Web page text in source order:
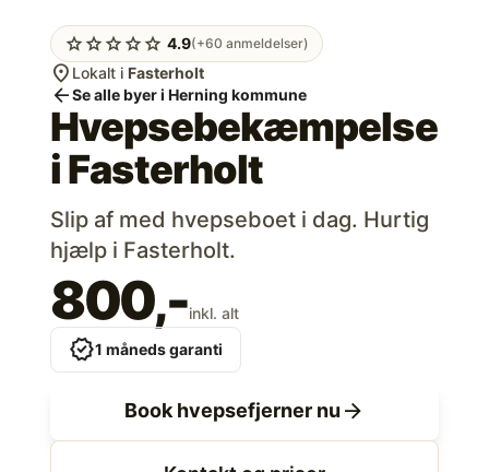
starstarstarstarstar 4.9(+60 anmeldelser)
location_on Lokalt i Fasterholt
arrow_backSe alle byer i Herning kommune
Hvepsebekæmpelse
iFasterholt
Slip af med hvepseboet i dag. Hurtig
hjælp i Fasterholt.
800,-inkl. alt
verified1 måneds garanti
Book hvepsefjerner nu arrow_forward